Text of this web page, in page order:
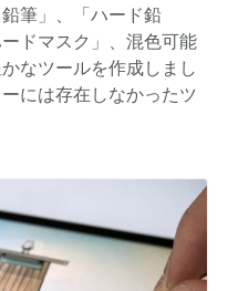
筆」、「ハード鉛
ドマスク」、混色可能
なツールを作成しまし
には存在しなかったツ